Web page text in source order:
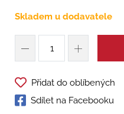
Skladem u dodavatele
Přidat do oblíbených
Sdílet na Facebooku